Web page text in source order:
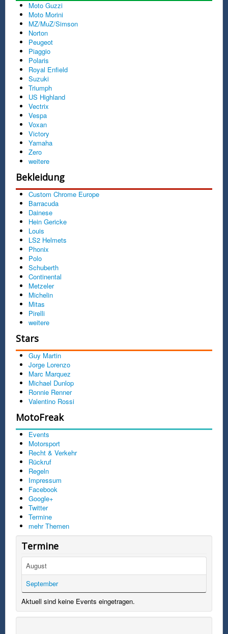
Moto Guzzi
Moto Morini
MZ/MuZ/Simson
Norton
Peugeot
Piaggio
Polaris
Royal Enfield
Suzuki
Triumph
US Highland
Vectrix
Vespa
Voxan
Victory
Yamaha
Zero
weitere
Bekleidung
Custom Chrome Europe
Barracuda
Dainese
Hein Gericke
Louis
LS2 Helmets
Phonix
Polo
Schuberth
Continental
Metzeler
Michelin
Mitas
Pirelli
weitere
Stars
Guy Martin
Jorge Lorenzo
Marc Marquez
Michael Dunlop
Ronnie Renner
Valentino Rossi
MotoFreak
Events
Motorsport
Recht & Verkehr
Rückruf
Regeln
Impressum
Facebook
Google+
Twitter
Termine
mehr Themen
Termine
August
September
Aktuell sind keine Events eingetragen.